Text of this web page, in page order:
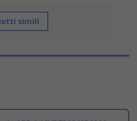
simili